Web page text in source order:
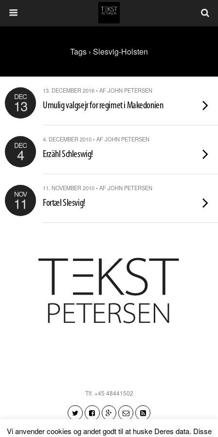
Tags › Slesvig-Holsten
DEC
13
13. DECEMBER 2016 • AF JOHN PETERSEN
Umulig valgsejr for regimet i Makedonien
DEC
4
4. DECEMBER 2010 • AF JOHN PETERSEN
Erzähl Schleswig!
NOV
11
11. NOVEMBER 2010 • AF JOHN PETERSEN
Fortæl Slesvig!
Tlf. +45 48441502
Vi anvender cookies og andet godt til at huske Deres data. Disse